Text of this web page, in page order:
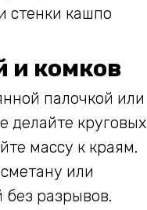
стенки кашпо
и комков
палочкой или
делайте круговых
массу к краям.
или
без разрывов.